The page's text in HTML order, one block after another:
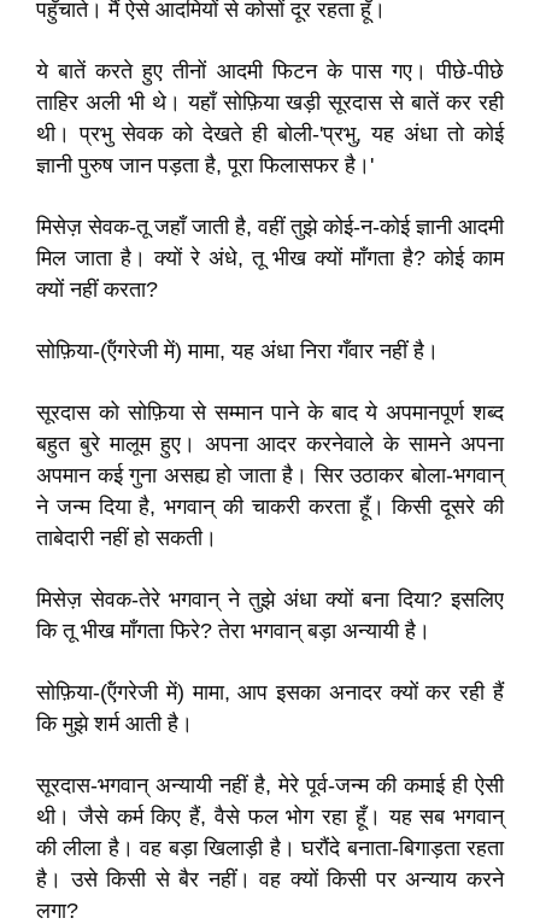
पहुँचाते। मैं ऐसे आदमियों से कोसों दूर रहता हूँ।
ये बातें करते हुए तीनों आदमी फिटन के पास गए। पीछे-पीछे
ताहिर अली भी थे। यहाँ सोफ़िया खड़ी सूरदास से बातें कर रही
थी। प्रभु सेवक को देखते ही बोली-'प्रभु, यह अंधा तो कोई
ज्ञानी पुरुष जान पड़ता है, पूरा फिलासफर है।'
मिसेज़ सेवक-तू जहाँ जाती है, वहीं तुझे कोई-न-कोई ज्ञानी आदमी
मिल जाता है। क्यों रे अंधे, तू भीख क्यों माँगता है? कोई काम
क्यों नहीं करता?
सोफ़िया-(ऍंगरेजी में) मामा, यह अंधा निरा गँवार नहीं है।
सूरदास को सोफ़िया से सम्मान पाने के बाद ये अपमानपूर्ण शब्द
बहुत बुरे मालूम हुए। अपना आदर करनेवाले के सामने अपना
अपमान कई गुना असह्य हो जाता है। सिर उठाकर बोला-भगवान्
ने जन्म दिया है, भगवान् की चाकरी करता हूँ। किसी दूसरे की
ताबेदारी नहीं हो सकती।
मिसेज़ सेवक-तेरे भगवान् ने तुझे अंधा क्यों बना दिया? इसलिए
कि तू भीख माँगता फिरे? तेरा भगवान् बड़ा अन्यायी है।
सोफ़िया-(ऍंगरेजी में) मामा, आप इसका अनादर क्यों कर रही हैं
कि मुझे शर्म आती है।
सूरदास-भगवान् अन्यायी नहीं है, मेरे पूर्व-जन्म की कमाई ही ऐसी
थी। जैसे कर्म किए हैं, वैसे फल भोग रहा हूँ। यह सब भगवान्
की लीला है। वह बड़ा खिलाड़ी है। घरौंदे बनाता-बिगाड़ता रहता
है। उसे किसी से बैर नहीं। वह क्यों किसी पर अन्याय करने
लगा?